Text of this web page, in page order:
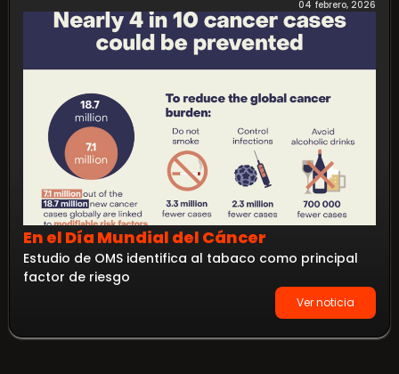
04 febrero, 2026
En el Día Mundial del Cáncer
Estudio de OMS identifica al tabaco como principal
factor de riesgo
Ver noticia